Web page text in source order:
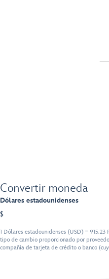
Convertir moneda
Dólares estadounidenses
$
1 Dólares estadounidenses (USD) =
tipo de cambio proporcionado por
compañía de tarjeta de crédito o banco